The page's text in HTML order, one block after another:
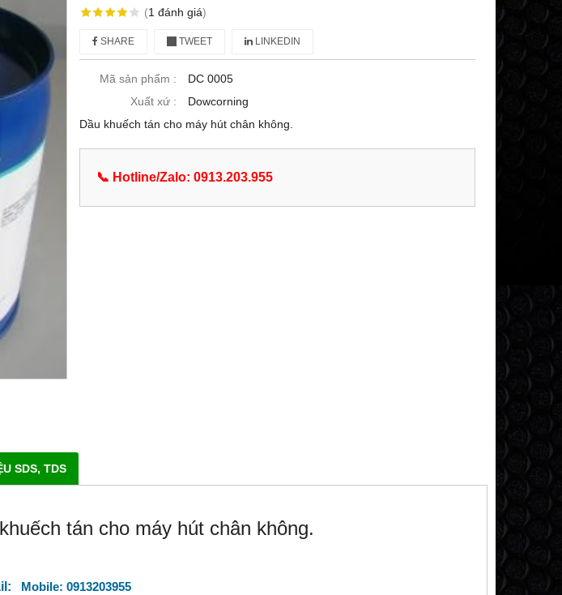
(1 đánh giá)
SHARE TWEET LINKEDIN
Mã sản phẩm :
DC 0005
Xuất xứ :
Dowcorning
Dầu khuếch tán cho máy hút chân không.
📞 Hotline/Zalo: 0913.203.955
SDS, TDS
tán cho máy hút chân không.
Mobile: 0913203955